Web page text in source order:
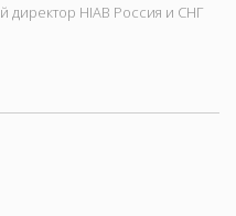
HIAB Россия и СНГ